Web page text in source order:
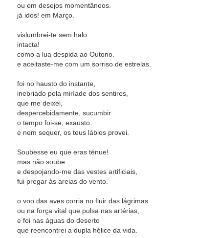
ou em desejos momentâneos.
já idos! em Março.
vislumbrei-te sem halo.
intacta!
como a lua despida ao Outono.
e aceitaste-me com um sorriso de estrelas.
foi no hausto do instante,
inebriado pela miríade dos sentires,
que me deixei,
despercebidamente, sucumbir.
o tempo foi-se, exausto.
e nem sequer, os teus lábios provei.
Soubesse eu que eras ténue!
mas não soube.
e despojando-me das vestes artificiais,
fui pregar às areias do vento.
o voo das aves corria no fluir das lágrimas
ou na força vital que pulsa nas artérias,
e foi nas águas do deserto
que reencontrei a dupla hélice da vida.